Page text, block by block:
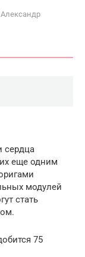
Александр
сердца
еще одним
модулей
стать
75